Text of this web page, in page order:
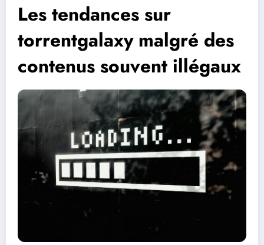
Les tendances sur
torrentgalaxy malgré des
contenus souvent illégaux